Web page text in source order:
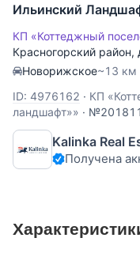
Ильинский
КП «Коттеджный
Красногорский район,
Новорижское~13 км
ID: 4976162 · КП
ландшафт»» ·
Современный дом 518
охраняемом поселке
современный дом в
Kalinka Real
Получена